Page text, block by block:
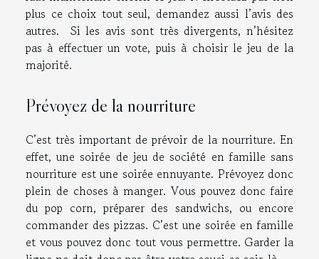
plus ce choix tout seul, demandez aussi l’avis des
autres. Si les avis sont très divergents, n’hésitez
pas à effectuer un vote, puis à choisir le jeu de la
majorité.
Prévoyez de la nourriture
C’est très important de prévoir de la nourriture. En
effet, une soirée de jeu de société en famille sans
nourriture est une soirée ennuyante. Prévoyez donc
plein de choses à manger. Vous pouvez donc faire
du pop corn, préparer des sandwichs, ou encore
commander des pizzas. C’est une soirée en famille
et vous pouvez donc tout vous permettre. Garder la